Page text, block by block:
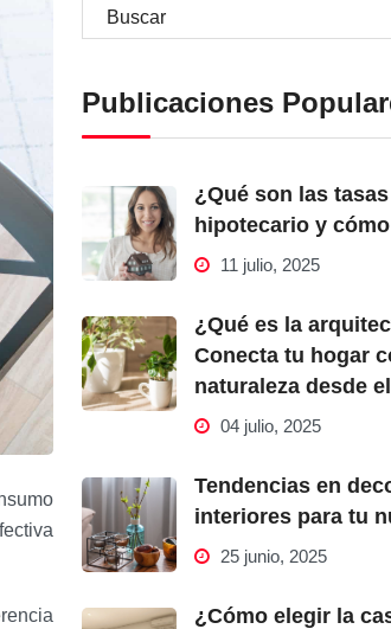
Este es un campo de búsqueda con
Publicaciones
¿Qué son las
hipotecario y
11 julio, 2025
¿Qué es la
Conecta tu hogar
naturaleza desde
04 julio, 2025
Tendencias en
interiores para tu
25 junio, 2025
¿Cómo elegir la